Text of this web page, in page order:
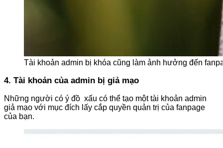
Tài khoản admin bị khóa cũng làm ảnh hưởng đến
4. Tài khoản của admin bị giả mạo
Những người có ý đồ xấu có thể tạo một tài khoản admin
giả mạo với mục đích lấy cắp quyền quản trị của fanpage
của bạn.